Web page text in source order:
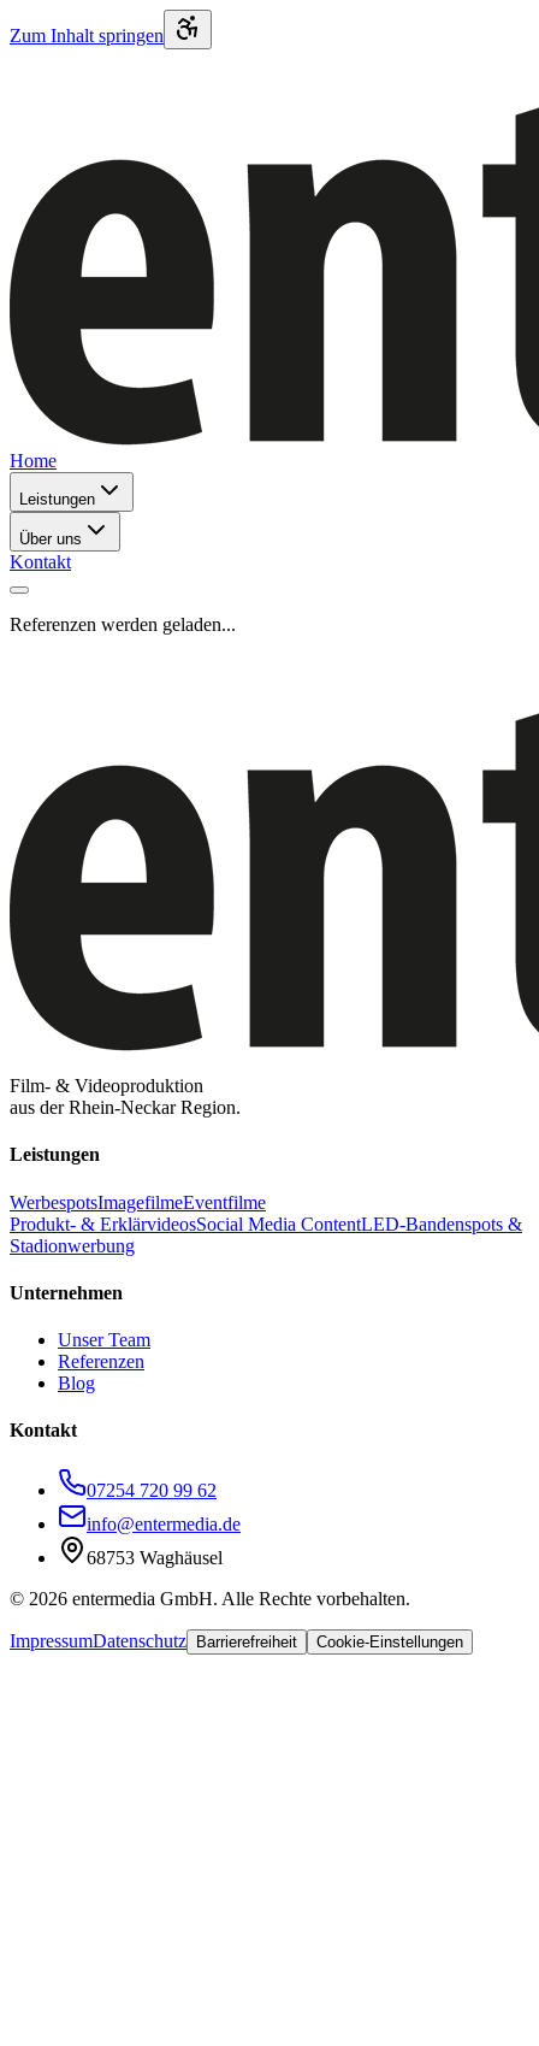
Zum Inhalt springen
Home
Leistungen
Über uns
Kontakt
Referenzen werden geladen...
Film- & Videoproduktion
aus der Rhein-Neckar Region.
Leistungen
WerbespotsImagefilmeEventfilme
Produkt- & ErklärvideosSocial Media ContentLED-Bandenspots &
Stadionwerbung
Unternehmen
Unser Team
Referenzen
Blog
Kontakt
07254 720 99 62
info@entermedia.de
68753 Waghäusel
© 2026 entermedia GmbH. Alle Rechte vorbehalten.
ImpressumDatenschutz Barrierefreiheit Cookie-Einstellungen